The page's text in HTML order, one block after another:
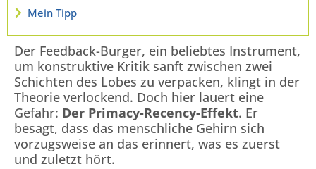
Mein Tipp
Der Feedback-Burger, ein beliebtes Instrument,
um konstruktive Kritik sanft zwischen zwei
Schichten des Lobes zu verpacken, klingt in der
Theorie verlockend. Doch hier lauert eine
Gefahr: Der Primacy-Recency-Effekt. Er
besagt, dass das menschliche Gehirn sich
vorzugsweise an das erinnert, was es zuerst
und zuletzt hört.